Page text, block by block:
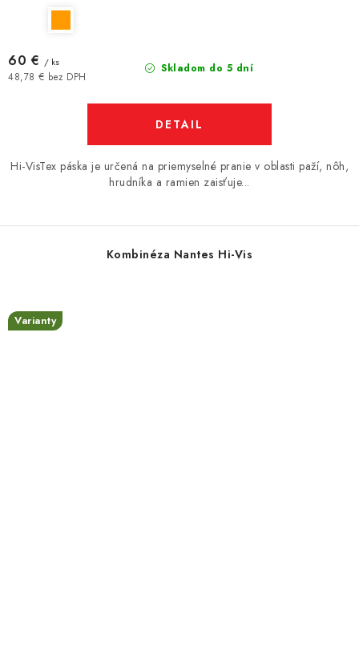
Skladom do 5 dní
48,78 € bez DPH
60 € / ks
DETAIL
Hi-VisTex páska je určená na priemyselné pranie v oblasti paží, nôh,
hrudníka a ramien zaisťuje...
Kombinéza Nantes Hi-Vis
Varianty